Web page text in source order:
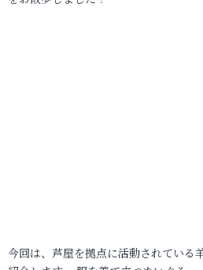
今回は、芦屋を拠点に活動されている